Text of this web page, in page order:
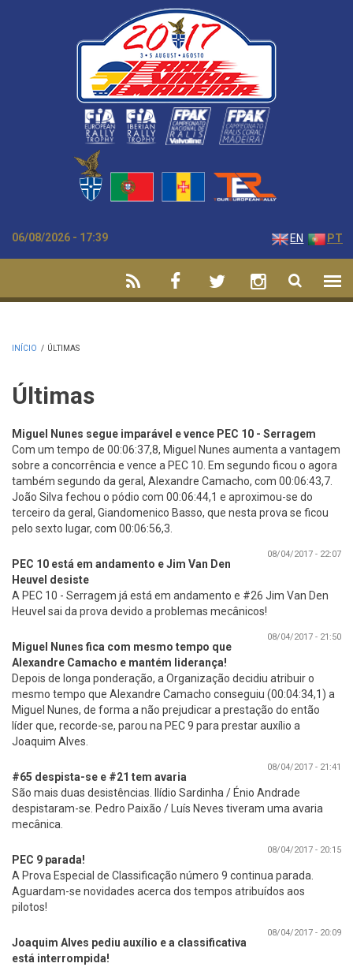
Passar para o conteúdo principal
06/08/2026 - 17:39 EN PT
INÍCIO / ÚLTIMAS
Últimas
Miguel Nunes segue imparável e vence PEC 10 - Serragem
Com um tempo de 00:06:37,8, Miguel Nunes aumenta a vantagem
sobre a concorrência e vence a PEC 10. Em segundo ficou o agora
também segundo da geral, Alexandre Camacho, com 00:06:43,7.
João Silva fechou o pódio com 00:06:44,1 e aproximou-se do
terceiro da geral, Giandomenico Basso, que nesta prova se ficou
pelo sexto lugar, com 00:06:56,3.
08/04/2017 - 22:07
PEC 10 está em andamento e Jim Van Den
Heuvel desiste
A PEC 10 - Serragem já está em andamento e #26 Jim Van Den
Heuvel sai da prova devido a problemas mecânicos!
08/04/2017 - 21:50
Miguel Nunes fica com mesmo tempo que
Alexandre Camacho e mantém liderança!
Depois de longa ponderação, a Organização decidiu atribuir o
mesmo tempo que Alexandre Camacho conseguiu (00:04:34,1) a
Miguel Nunes, de forma a não prejudicar a prestação do então
líder que, recorde-se, parou na PEC 9 para prestar auxílio a
Joaquim Alves.
08/04/2017 - 21:41
#65 despista-se e #21 tem avaria
São mais duas desistências. Ilídio Sardinha / Énio Andrade
despistaram-se. Pedro Paixão / Luís Neves tiveram uma avaria
mecânica.
08/04/2017 - 20:15
PEC 9 parada!
A Prova Especial de Classificação número 9 continua parada.
Aguardam-se novidades acerca dos tempos atribuídos aos
pilotos!
08/04/2017 - 20:09
Joaquim Alves pediu auxílio e a classificativa
está interrompida!